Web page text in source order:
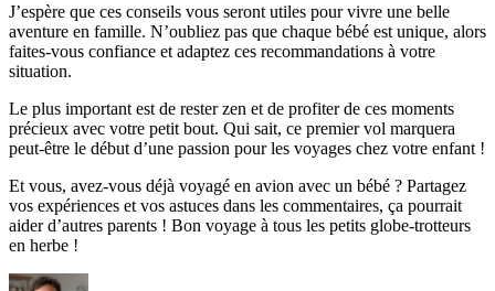
J’espère que ces conseils vous seront utiles pour vivre une belle
aventure en famille. N’oubliez pas que chaque bébé est unique, alors
faites-vous confiance et adaptez ces recommandations à votre
situation.
Le plus important est de rester zen et de profiter de ces moments
précieux avec votre petit bout. Qui sait, ce premier vol marquera
peut-être le début d’une passion pour les voyages chez votre enfant !
Et vous, avez-vous déjà voyagé en avion avec un bébé ? Partagez
vos expériences et vos astuces dans les commentaires, ça pourrait
aider d’autres parents ! Bon voyage à tous les petits globe-trotteurs
en herbe !